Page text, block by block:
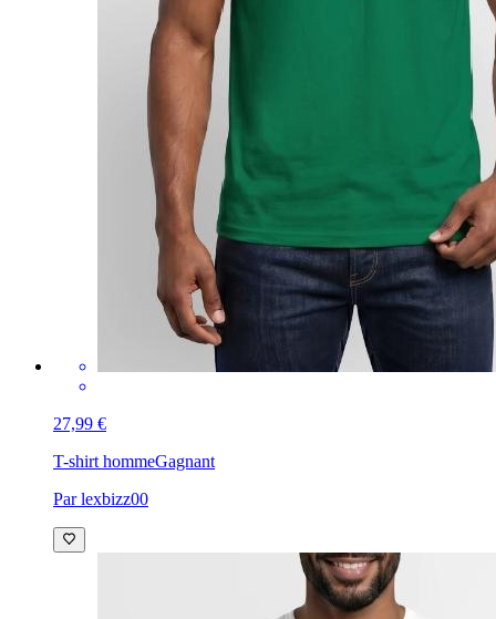
27,99 €
T-shirt hommeGagnant
Par lexbizz00